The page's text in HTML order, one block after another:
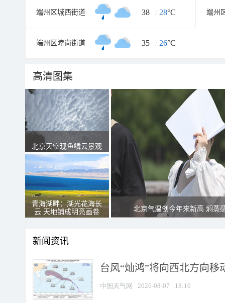
端州区城西街道 38 / 28°C 端州
端州区睦岗街道 35 / 26°C
高清图集
北京天空现鱼鳞云景观
青海湖畔：湖光花海长
云 天地铺成明亮画卷
北京气温创今年来新高 焖蒸
新闻资讯
台风“灿鸿”将向西北方向移
中国天气网 2026-08-07 18:10